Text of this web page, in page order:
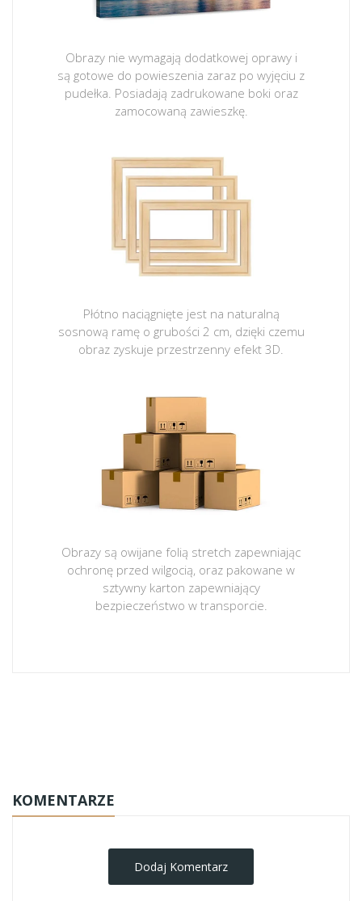
Obrazy nie wymagają dodatkowej oprawy i
są gotowe do powieszenia zaraz po wyjęciu z
pudełka. Posiadają zadrukowane boki oraz
zamocowaną zawieszkę.
Płótno naciągnięte jest na naturalną
sosnową ramę o grubości 2 cm, dzięki czemu
obraz zyskuje przestrzenny efekt 3D.
Obrazy są owijane folią stretch zapewniając
ochronę przed wilgocią, oraz pakowane w
sztywny karton zapewniający
bezpieczeństwo w transporcie.
KOMENTARZE
Dodaj Komentarz